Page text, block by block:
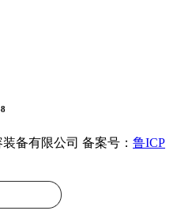
备有限公司 备案号： 鲁ICP